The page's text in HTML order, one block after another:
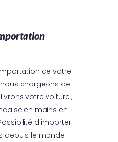
de votre
chargeons de
votre voiture ,
en mains en
d'importer
depuis le monde